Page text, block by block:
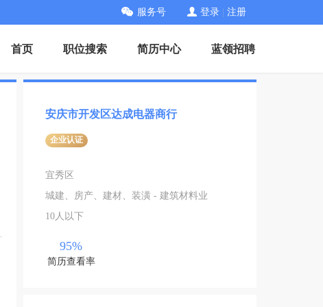
服务号 登录 注册
首页 职位搜索 简历中心 蓝领招聘
安庆市开发区达成电器商行
企业认证
宜秀区
城建、房产、建材、装潢 - 建筑材料业
10人以下
95%
简历查看率